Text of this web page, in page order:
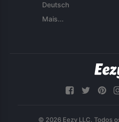
Deutsch
Mais...
© 2026 Eezy LLC. Todos